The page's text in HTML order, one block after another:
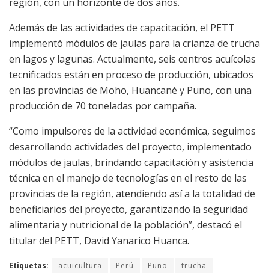
Además de las actividades de capacitación, el PETT
implementó módulos de jaulas para la crianza de trucha
en lagos y lagunas. Actualmente, seis centros acuícolas
tecnificados están en proceso de producción, ubicados
en las provincias de Moho, Huancané y Puno, con una
producción de 70 toneladas por campaña.
“Como impulsores de la actividad económica, seguimos
desarrollando actividades del proyecto, implementado
módulos de jaulas, brindando capacitación y asistencia
técnica en el manejo de tecnologías en el resto de las
provincias de la región, atendiendo así a la totalidad de
beneficiarios del proyecto, garantizando la seguridad
alimentaria y nutricional de la población”, destacó el
titular del PETT, David Yanarico Huanca.
Etiquetas: acuicultura Perú Puno trucha